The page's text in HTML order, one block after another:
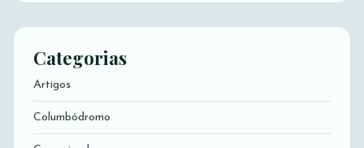
Categorias
Artigos
Columbódromo